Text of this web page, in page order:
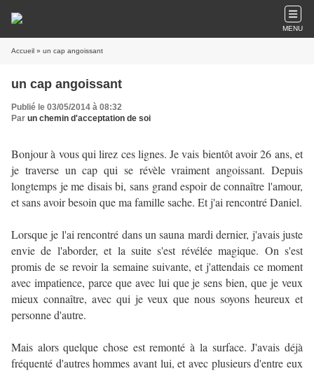
MENU
Accueil » un cap angoissant
un cap angoissant
Publié le 03/05/2014 à 08:32
Par un chemin d'acceptation de soi
Bonjour à vous qui lirez ces lignes. Je vais bientôt avoir 26 ans, et
je traverse un cap qui se révèle vraiment angoissant. Depuis
longtemps je me disais bi, sans grand espoir de connaître l'amour,
et sans avoir besoin que ma famille sache. Et j'ai rencontré Daniel.
Lorsque je l'ai rencontré dans un sauna mardi dernier, j'avais juste
envie de l'aborder, et la suite s'est révélée magique. On s'est
promis de se revoir la semaine suivante, et j'attendais ce moment
avec impatience, parce que avec lui que je sens bien, que je veux
mieux connaître, avec qui je veux que nous soyons heureux et
personne d'autre.
Mais alors quelque chose est remonté à la surface. J'avais déjà
fréquenté d'autres hommes avant lui, et avec plusieurs d'entre eux